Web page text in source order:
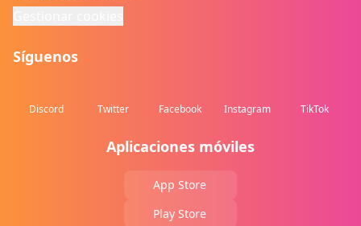
Síguenos
Discord Twitter Facebook Instagram TikTok
Aplicaciones móviles
App Store
Play Store